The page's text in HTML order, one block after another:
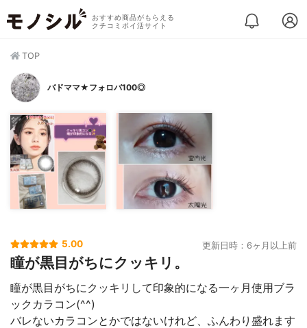
おすすめ商品がもらえる
クチコミポイ活サイト
TOP
バドママ★フォロバ100◎
5.00 更新日時：6ヶ月以上前
瞳が黒目がちにクッキリ。
瞳が黒目がちにクッキリして印象的になる一ヶ月使用ブラ
ックカラコン(⁠^⁠^⁠)
バレないカラコンとかではないけれど、ふんわり盛れます